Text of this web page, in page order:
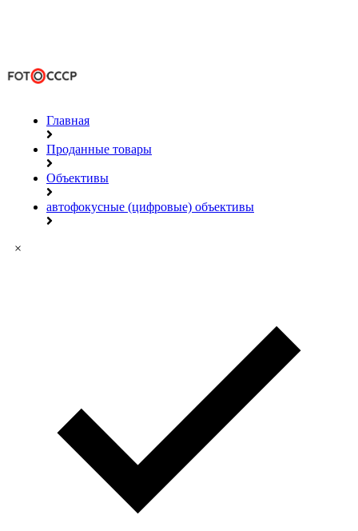
Главная
Проданные товары
Объективы
автофокусные (цифровые) объективы
×